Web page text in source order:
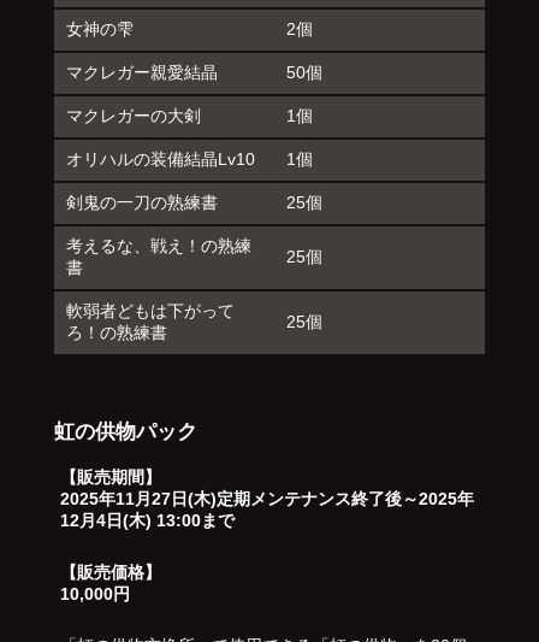
女神の雫 2個
マクレガー親愛結晶 50個
マクレガーの大剣 1個
オリハルの装備結晶Lv10 1個
剣鬼の一刀の熟練書 25個
考えるな、戦え！の熟練
書
25個
軟弱者どもは下がって
ろ！の熟練書
25個
虹の供物パック
【販売期間】
2025年11月27日(木)定期メンテナンス終了後～2025年
12月4日(木) 13:00まで
【販売価格】
10,000円